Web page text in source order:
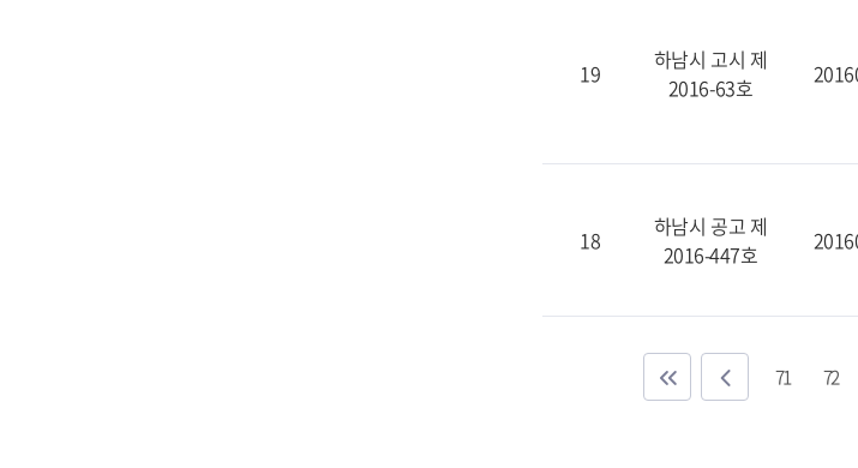
19
하남시 고시 제
2016-63호
18
하남시 공고 제
2016-447호
71 72